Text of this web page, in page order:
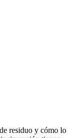
residuo y cómo lo